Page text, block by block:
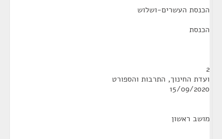
הכנסת העשרים-ושלוש
הכנסת
2
ועדת החינוך, התרבות והספורט
15/09/2020
מושב ראשון